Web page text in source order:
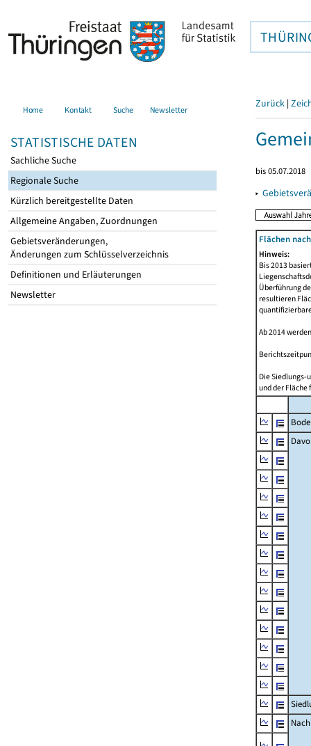
Home Kontakt Suche Newsletter
STATISTISCHE DATEN
Sachliche Suche
Regionale Suche
Kürzlich bereitgestellte Daten
Allgemeine Angaben, Zuordnungen
Gebietsveränderungen,
Änderungen zum Schlüsselverzeichnis
Definitionen und Erläuterungen
Newsletter
Zurück |
bis 05.07.2018
▸
Flächen
Hinweis:
Bis 2013
Überführung
resultieren
Ab 2014
Die Siedlungs-
und der Fläche